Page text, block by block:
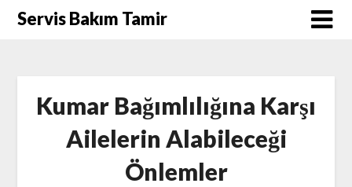
SkipServis Bakım Tamir
Kumar Bağımlılığına Karşı
Ailelerin Alabileceği
Önlemler